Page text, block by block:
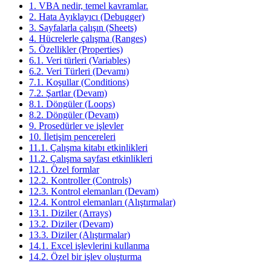
1. VBA nedir, temel kavramlar.
2. Hata Ayıklayıcı (Debugger)
3. Sayfalarla çalışın (Sheets)
4. Hücrelerle çalışma (Ranges)
5. Özellikler (Properties)
6.1. Veri türleri (Variables)
6.2. Veri Türleri (Devamı)
7.1. Koşullar (Conditions)
7.2. Şartlar (Devam)
8.1. Döngüler (Loops)
8.2. Döngüler (Devam)
9. Prosedürler ve işlevler
10. İletişim pencereleri
11.1. Çalışma kitabı etkinlikleri
11.2. Çalışma sayfası etkinlikleri
12.1. Özel formlar
12.2. Kontroller (Controls)
12.3. Kontrol elemanları (Devam)
12.4. Kontrol elemanları (Alıştırmalar)
13.1. Diziler (Arrays)
13.2. Diziler (Devam)
13.3. Diziler (Alıştırmalar)
14.1. Excel işlevlerini kullanma
14.2. Özel bir işlev oluşturma